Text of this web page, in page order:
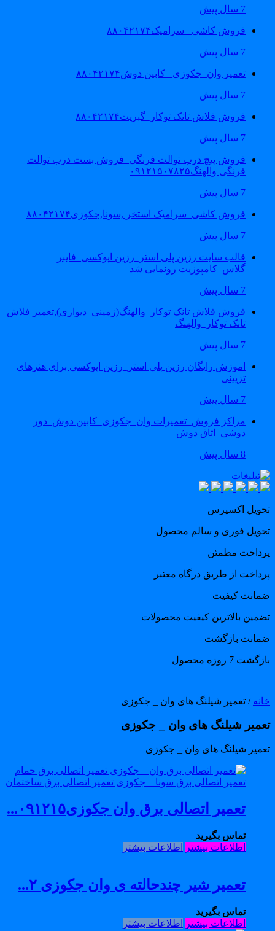
فروش کاشی _سرامیک۸۸۰۴۲۱۷۴
تعمیر وان_جکوزی_ کابین دوش۸۸۰۴۲۱۷۴
فروش فلاش تانک توکار_گبریت۸۸۰۴۲۱۷۴
فروش پیچ درب توالت فرنگی_فروش بست درب توالت
فرنگی والهنگ۰۹۱۲۱۵۰۷۸۲۵
فروش کاشی_سرامیک استخر ,سونا,جکوزی۸۸۰۴۲۱۷۴
قالب سایت رزین پلی استر_رزین اپوکسی_فایبر
گلاس_کامپوزیت رونمایی شد
فروش فلاش تانک توکار_والهنگ(زمینی_دیواری),تعمیر فلاش
تانک توکار_والهنگ
اموزش رایگان رزین پلی استر_رزین اپوکسی برای هنرهای
تزیینی
مراکز فروش_تعمیرات وان_جکوزی_کابین دوش_دور
دوشی_اتاق دوش
اکسپرس
فوری و سالم محصول
مطمئن
از طریق درگاه معتبر
کیفیت
بالاترین کیفیت محصولات
بازگشت
7 روزه محصول
/ تعمیر شیلنگ های وان _ جکوزی
شیلنگ های وان _ جکوزی
شیلنگ های وان _ جکوزی
تعمیر اتصالی برق وان جکوزی۰۹۱۲۱۵...
تماس بگیرید
اطلاعات بیشتر اطلاعات بیشتر
تعمیر شیر چندحالته ی وان جکوزی ۲...
تماس بگیرید
اطلاعات بیشتر اطلاعات بیشتر